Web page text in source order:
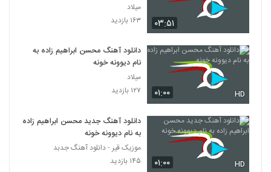
۰۳:۵۱
میلاد
۱۶۳ بازدید
۰۱:۰۰ HD
دانلود آهنگ محسن ابراهیم زاده به
نام دیوونه خونه
میلاد
۱۲۷ بازدید
۰۱:۰۰ HD
دانلود آهنگ جدید محسن ابراهیم زاده
به نام دیوونه خونه
موزیک قیر - دانلود آهنگ جدبد
۱۴۵ بازدید